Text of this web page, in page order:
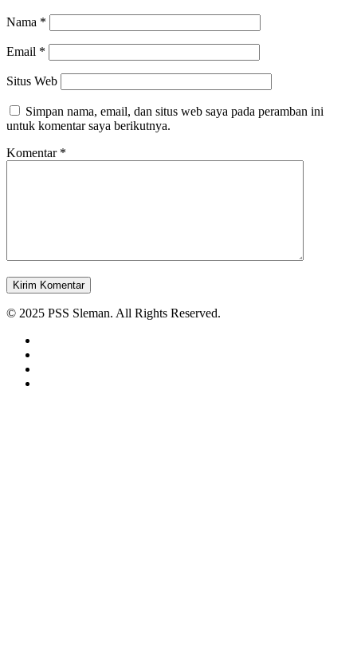
Nama *
Email *
Situs Web
Simpan nama, email, dan situs web saya pada peramban ini
untuk komentar saya berikutnya.
Komentar *
© 2025 PSS Sleman. All Rights Reserved.